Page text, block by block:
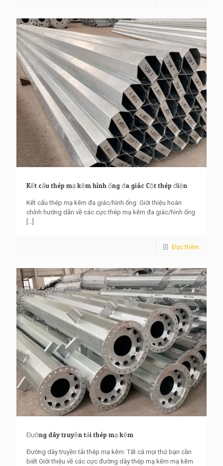
Kết cấu thép mạ kẽm hình ống đa giác Cột thép điện
Kết cấu thép mạ kẽm đa giác/hình ống: Giới thiệu hoàn
chỉnh hướng dẫn về các cực thép mạ kẽm đa giác/hình ống
[…]
Đọc thêm
Đường dây truyền tải thép mạ kẽm
Đường dây truyền tải thép mạ kẽm: Tất cả mọi thứ bạn cần
biết Giới thiệu về các cực đường dây thép mạ kẽm mạ kẽm